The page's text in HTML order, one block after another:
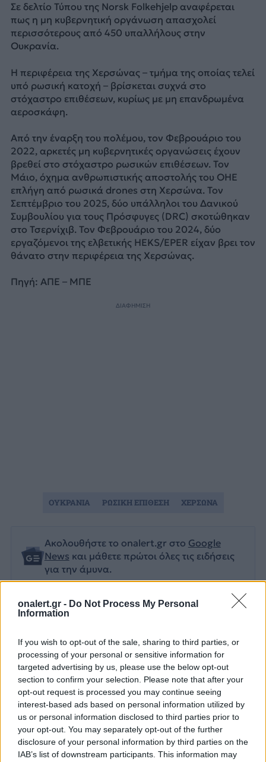
onalert.gr - Do Not Process My Personal
Information
If you wish to opt-out of the sale, sharing to third parties, or
processing of your personal or sensitive information for
targeted advertising by us, please use the below opt-out
section to confirm your selection. Please note that after your
opt-out request is processed you may continue seeing
interest-based ads based on personal information utilized by
us or personal information disclosed to third parties prior to
your opt-out. You may separately opt-out of the further
disclosure of your personal information by third parties on the
IAB’s list of downstream participants. This information may
Τουρκία: «Δεν στοχεύει Προκλήσεων
Σε δελτίο Τύπου της Norsk Folkehjelp αναφέρεται
πως η μη κυβερνητική οργάνωση απασχολεί
περισσότερους από 450 υπαλλήλους στην
Ουκρανία.
Η περιφέρεια της Χερσώνας – τμήμα της οποίας τελεί
υπό ρωσική κατοχή – βρίσκεται συχνά στο
στόχαστρο επιθέσεων, κυρίως με μη επανδρωμένα
αεροσκάφη.
Από την έναρξη του πολέμου, τον Φεβρουάριο του
2022, αρκετές μη κυβερνητικές οργανώσεις έχουν
βρεθεί στο στόχαστρο ρωσικών επιθέσεων. Τον
Μάιο, όχημα ανθρωπιστικής αποστολής του ΟΗΕ
επλήγη από ρωσικά drones στη Χερσώνα. Τον
Σεπτέμβριο του 2025, δύο υπάλληλοι του Δανικού
Συμβουλίου για τους Πρόσφυγες (DRC) σκοτώθηκαν
στο Τσερνίχιβ. Τον Φεβρουάριο του 2024, δύο
εργαζόμενοι της ελβετικής HEKS/EPER είχαν βρει τον
θάνατο στην περιφέρεια της Χερσώνας.
Πηγή: ΑΠΕ – ΜΠΕ
ΔΙΑΦΗΜΙΣΗ
Ακολουθήστε το onalert.gr στο Google
News και μάθετε πρώτοι όλες τις ειδήσεις
για την άμυνα.
ΟΥΚΡΑΝΙΑ ΡΩΣΙΚΗ ΕΠΙΘΕΣΗ ΧΕΡΣΩΝΑ